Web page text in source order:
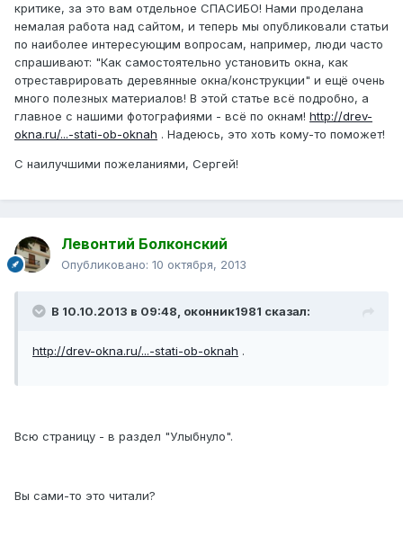
критике, за это вам отдельное СПАСИБО! Нами проделана
немалая работа над сайтом, и теперь мы опубликовали статьи
по наиболее интересующим вопросам, например, люди часто
спрашивают: "Как самостоятельно установить окна, как
отреставрировать деревянные окна/конструкции" и ещё очень
много полезных материалов! В этой статье всё подробно, а
главное с нашими фотографиями - всё по окнам! http://drev-
okna.ru/...-stati-ob-oknah . Надеюсь, это хоть кому-то поможет!
С наилучшими пожеланиями, Сергей!
Левонтий Болконский
Опубликовано: 10 октября, 2013
В 10.10.2013 в 09:48, оконник1981 сказал:
http://drev-okna.ru/...-stati-ob-oknah .
Всю страницу - в раздел "Улыбнуло".
Вы сами-то это читали?